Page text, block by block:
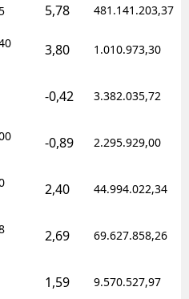
5,78 481.141.203,37
3,80 1.010.973,30
-0,42 3.382.035,72
-0,89 2.295.929,00
2,40 44.994.022,34
2,69 69.627.858,26
1,59 9.570.527,97